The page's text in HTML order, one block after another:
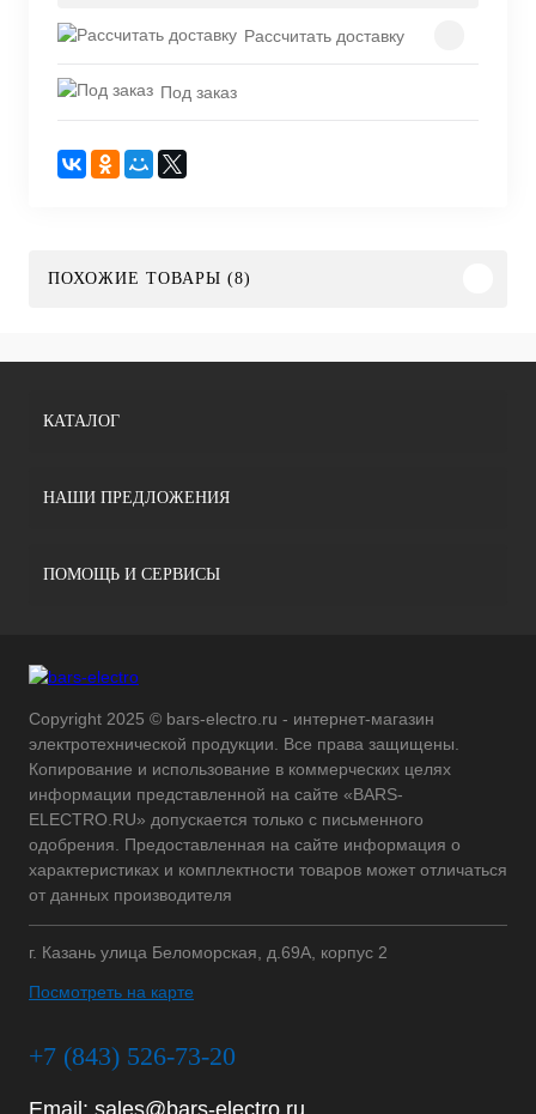
Рассчитать доставку
Под заказ
ПОХОЖИЕ ТОВАРЫ (8)
КАТАЛОГ
НАШИ ПРЕДЛОЖЕНИЯ
ПОМОЩЬ И СЕРВИСЫ
Copyright 2025 © bars-electro.ru - интернет-магазин
электротехнической продукции. Все права защищены.
Копирование и использование в коммерческих целях
информации представленной на сайте «BARS-
ELECTRO.RU» допускается только с письменного
одобрения. Предоставленная на сайте информация о
характеристиках и комплектности товаров может отличаться
от данных производителя
г. Казань улица Беломорская, д.69А, корпус 2
Посмотреть на карте
+7 (843) 526-73-20
Email: sales@bars-electro.ru